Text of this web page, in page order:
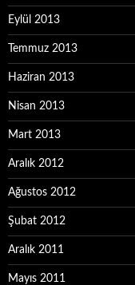
Eylül 2013
Temmuz 2013
Haziran 2013
Nisan 2013
Mart 2013
Aralık 2012
Ağustos 2012
Şubat 2012
Aralık 2011
Mayıs 2011